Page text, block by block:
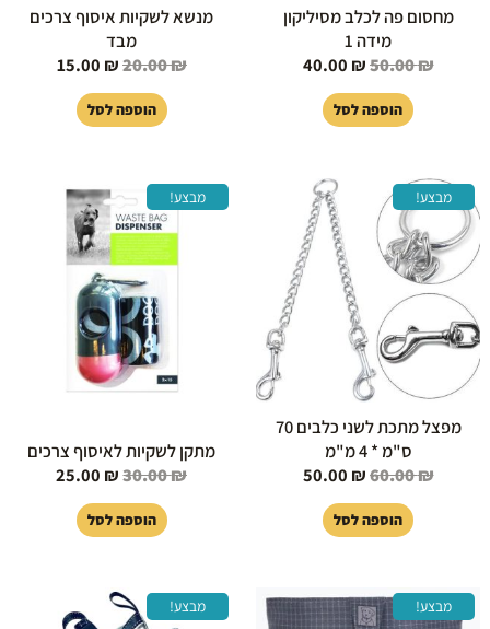
מחסום פה לכלב מסיליקון
מידה 1
50.00₪
40.00 ₪
הוספה לסל
מנשא לשקיות איסוף צרכים
מבד
20.00₪
15.00 ₪
הוספה לסל
מבצע!
מפצל מתכת לשני כלבים 70
ס"מ * 4 מ"מ
60.00₪
המחיר
המקורי
היה:
60.00 ₪.
50.00 ₪
הוא:
50.00 ₪.
הוספה לסל
מבצע!
מתקן לשקיות לאיסוף צרכים
30.00₪
המחיר
המקורי
היה:
30.00 ₪.
25.00 ₪
הוספה לסל
מבצע!
המחיר
המקורי
המחיר
הנוכחי
מבצע!
המחיר
המקורי